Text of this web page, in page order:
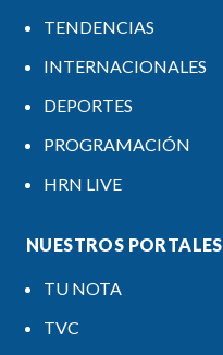
TENDENCIAS
INTERNACIONALES
DEPORTES
PROGRAMACIÓN
HRN LIVE
NUESTROS PORTALES
TU NOTA
TVC